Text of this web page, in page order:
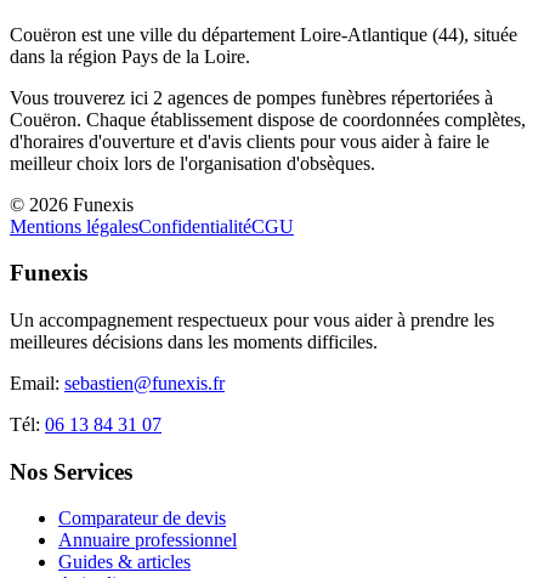
Couëron est une ville du département Loire-Atlantique (44), située
dans la région Pays de la Loire.
Vous trouverez ici 2 agences de pompes funèbres répertoriées à
Couëron. Chaque établissement dispose de coordonnées complètes,
d'horaires d'ouverture et d'avis clients pour vous aider à faire le
meilleur choix lors de l'organisation d'obsèques.
© 2026 Funexis
Mentions légalesConfidentialitéCGU
Funexis
Un accompagnement respectueux pour vous aider à prendre les
meilleures décisions dans les moments difficiles.
Email: sebastien@funexis.fr
Tél: 06 13 84 31 07
Nos Services
Comparateur de devis
Annuaire professionnel
Guides & articles